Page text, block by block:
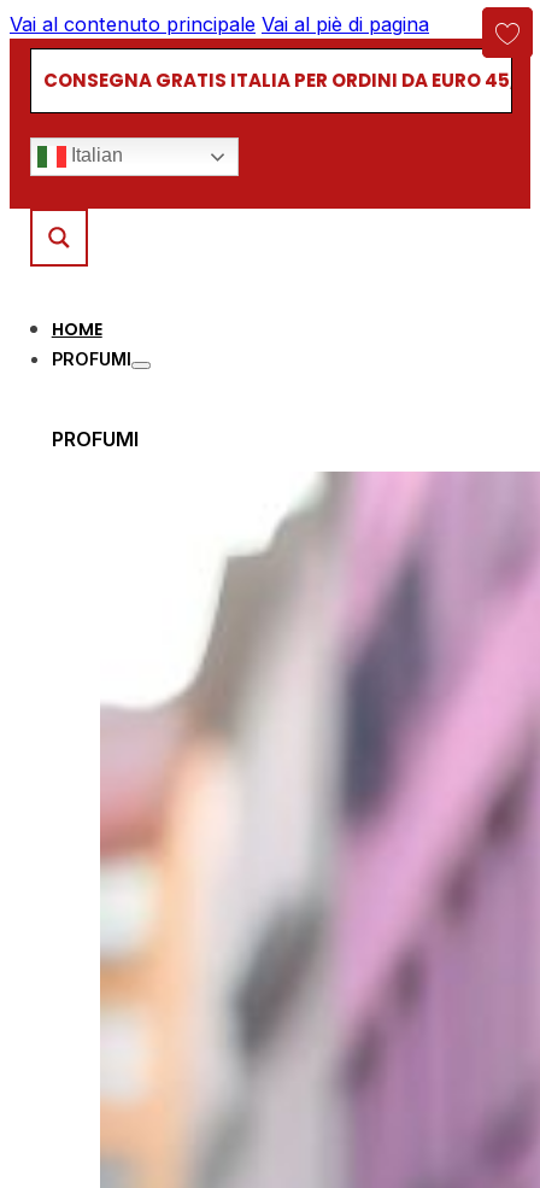
Vai al contenuto principale Vai al piè di pagina
CONSEGNA GRATIS ITALIA PER ORDINI DA EURO
Italian
HOME
PROFUMI
PROFUMI